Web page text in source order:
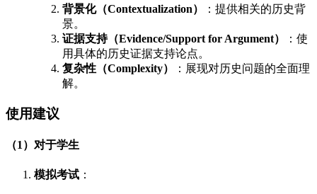
背景化（Contextualization）
：提供相关的历史背
景。
证据支持（Evidence/Support for Argument）
：使
用具体的历史证据支持论点。
复杂性（Complexity）
：展现对历史问题的全面理
解。
使用建议
（1）对于学生
模拟考试 ：